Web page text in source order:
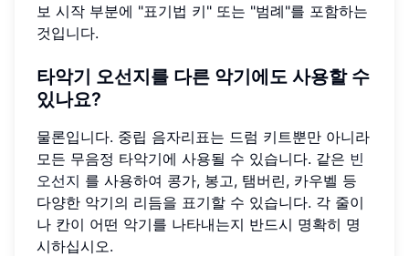
보 시작 부분에 "표기법 키" 또는 "범례"를 포함하는
것입니다.
타악기 오선지를 다른 악기에도 사용할 수
있나요?
물론입니다. 중립 음자리표는 드럼 키트뿐만 아니라
모든 무음정 타악기에 사용될 수 있습니다. 같은 빈
오선지 를 사용하여 콩가, 봉고, 탬버린, 카우벨 등
다양한 악기의 리듬을 표기할 수 있습니다. 각 줄이
나 칸이 어떤 악기를 나타내는지 반드시 명확히 명
시하십시오.